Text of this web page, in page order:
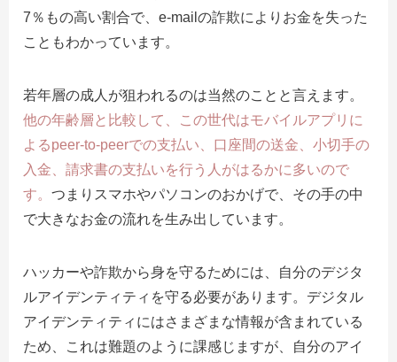
7％もの高い割合で、e-mailの詐欺によりお金を失った
こともわかっています。
若年層の成人が狙われるのは当然のことと言えます。
他の年齢層と比較して、この世代はモバイルアプリに
よるpeer-to-peerでの支払い、口座間の送金、小切手の
入金、請求書の支払いを行う人がはるかに多いので
す。 つまりスマホやパソコンのおかげで、その手の中
で大きなお金の流れを生み出しています。
ハッカーや詐欺から身を守るためには、自分のデジタ
ルアイデンティティを守る必要があります。デジタル
アイデンティティにはさまざまな情報が含まれている
ため、これは難題のように課感じますが、自分のアイ